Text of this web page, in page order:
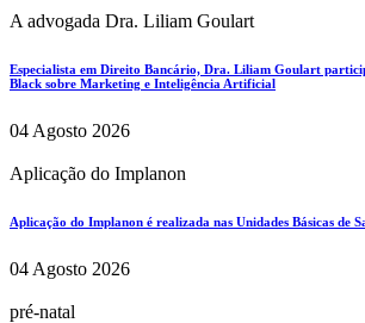
A advogada Dra. Liliam Goulart
Especialista em Direito Bancário, Dra. Liliam Goulart
Black sobre Marketing e Inteligência Artificial
04 Agosto 2026
Aplicação do Implanon
Aplicação do Implanon é realizada nas Unidades Básicas de
04 Agosto 2026
pré-natal